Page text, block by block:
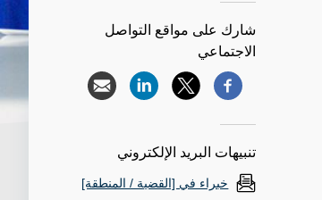
شارك على مواقع التواصل
الاجتماعي
تنبيهات البريد الإلكتروني
خبراء في [القضية / المنطقة]